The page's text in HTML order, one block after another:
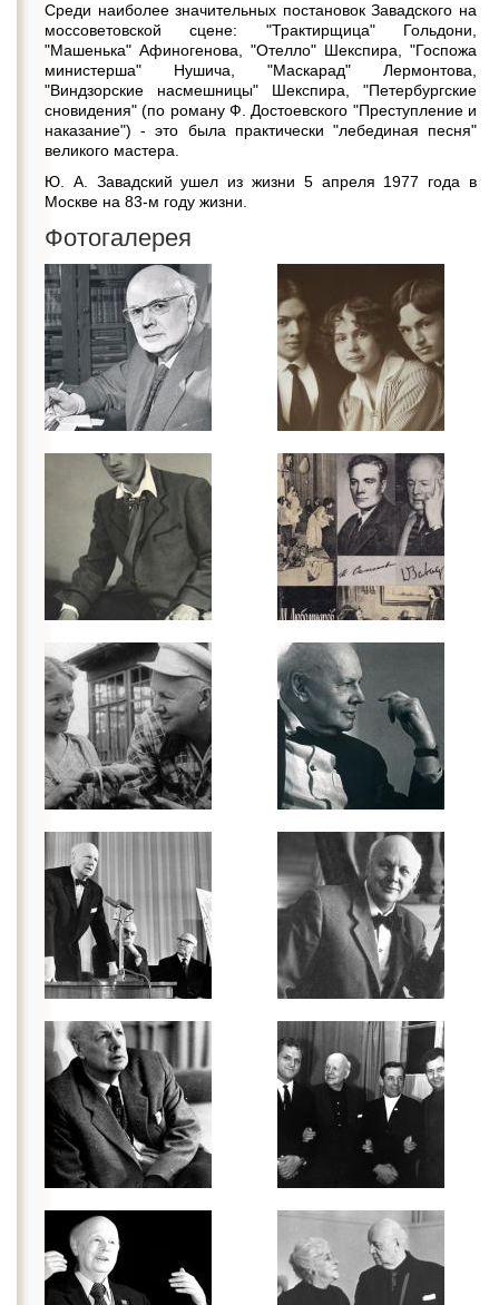
Среди наиболее значительных постановок Завадского на
моссоветовской сцене: "Трактирщица" Гольдони,
"Машенька" Афиногенова, "Отелло" Шекспира, "Госпожа
министерша" Нушича, "Маскарад" Лермонтова,
"Виндзорские насмешницы" Шекспира, "Петербургские
сновидения" (по роману Ф. Достоевского "Преступление и
наказание") - это была практически "лебединая песня"
великого мастера.
Ю. А. Завадский ушел из жизни 5 апреля 1977 года в
Москве на 83-м году жизни.
Фотогалерея